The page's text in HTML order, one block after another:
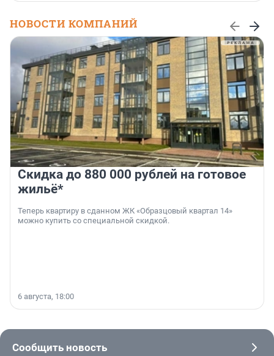
НОВОСТИ КОМПАНИЙ
Скидка до 880 000 рублей на готовое
жильё*
Теперь квартиру в сданном ЖК «Образцовый квартал 14»
можно купить со специальной скидкой.
6 августа, 18:00
Сообщить новость